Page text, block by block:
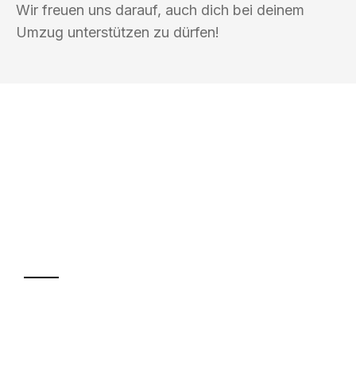
Wir freuen uns darauf, auch dich bei deinem
Umzug unterstützen zu dürfen!